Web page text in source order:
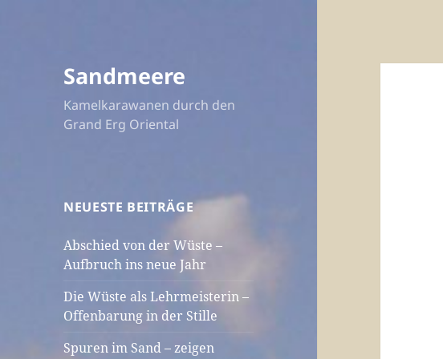
Sandmeere
Kamelkarawanen durch den
Grand Erg Oriental
NEUESTE BEITRÄGE
Abschied von der Wüste –
Aufbruch ins neue Jahr
Die Wüste als Lehrmeisterin –
Offenbarung in der Stille
Spuren im Sand – zeigen